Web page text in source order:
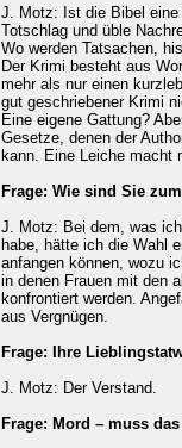
J. Motz: Ist die Bibel eine
Totschlag und üble
Wo werden Tatsachen,
Der Krimi besteht aus
mehr als nur einen
gut geschriebener Krimi
Eine eigene Gattung?
Gesetze, denen der
kann. Eine Leiche macht
Frage: Wie sind Sie
J. Motz: Bei dem, was
habe, hätte ich die Wahl
anfangen können, wozu
in denen Frauen mit den
konfrontiert werden.
aus Vergnügen.
Frage: Ihre
J. Motz: Der Verstand.
Frage: Mord – muss